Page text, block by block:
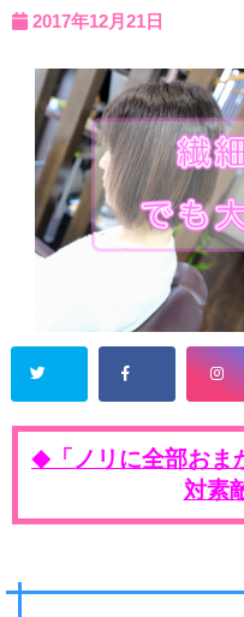
2017年12月21日
◆
「ノリに全部お
対素